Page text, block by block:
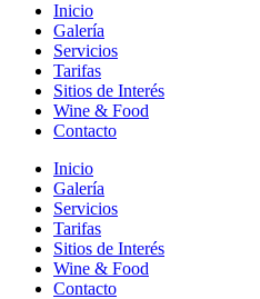
Inicio
Galería
Servicios
Tarifas
Sitios de Interés
Wine & Food
Contacto
Inicio
Galería
Servicios
Tarifas
Sitios de Interés
Wine & Food
Contacto